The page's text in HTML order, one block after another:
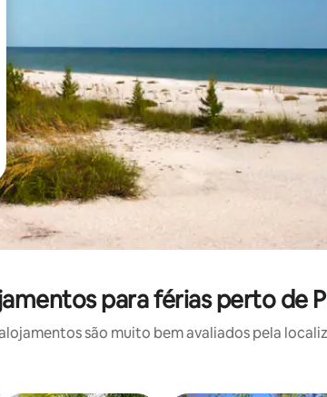
para férias perto de
são muito bem avaliados pela